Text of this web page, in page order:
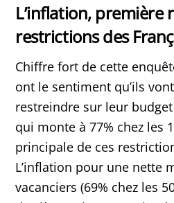
L’inflation, première
restrictions des
Chiffre fort de cette
ont le sentiment qu’ils
restreindre sur leur
qui monte à 77% chez les
principale de ces
L’inflation pour une nette
vacanciers (69% chez les